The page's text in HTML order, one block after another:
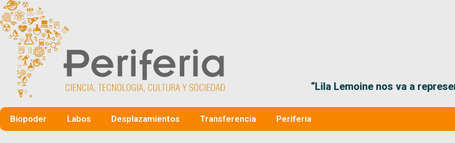
“Lila Lemoine nos va a representar muy bien
Biopoder Labos Desplazamientos Transferencia Periferia